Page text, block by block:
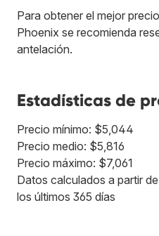
Para obtener el mejor
Phoenix se recomienda
antelación.
Estadísticas de
Precio mínimo: $5,044
Precio medio: $5,816
Precio máximo: $7,061
Datos calculados a partir
los últimos 365 días